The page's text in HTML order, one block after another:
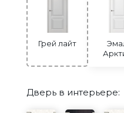
Грей лайт
Дверь в интерьере: